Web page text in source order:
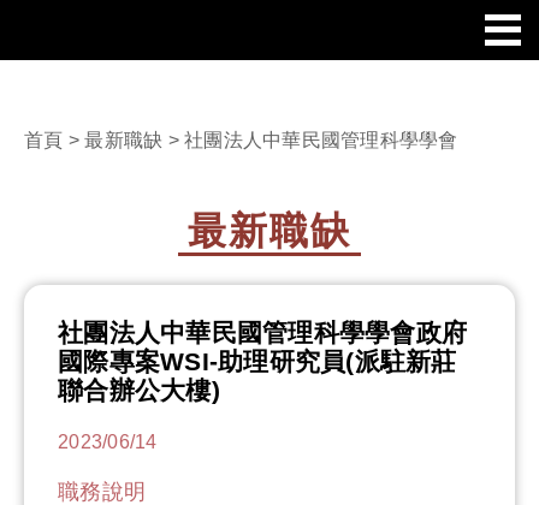
首頁 >最新職缺 > 社團法人中華民國管理科學學會
最新職缺
社團法人中華民國管理科學學會政府
國際專案WSI-助理研究員(派駐新莊
聯合辦公大樓)
2023/06/14
職務說明